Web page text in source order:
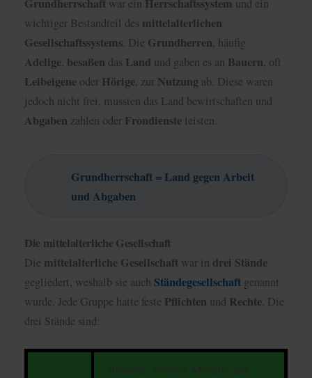
Grundherrschaft war ein Herrschaftssystem und ein
wichtiger Bestandteil des mittelalterlichen
Gesellschaftssystems . Die Grundherren, häufig
Adelige, besaßen das Land und gaben es an Bauern, oft
Leibeigene oder Hörige, zur Nutzung ab. Diese waren
jedoch nicht frei, mussten das Land bewirtschaften und
Abgaben zahlen oder Frondienste leisten.
Grundherrschaft = Land gegen Arbeit
und Abgaben
Die mittelalterliche Gesellschaft
Die mittelalterliche Gesellschaft war in drei Stände
gegliedert, weshalb sie auch Ständegesellschaft genannt
wurde. Jede Gruppe hatte feste Pflichten und Rechte . Die
drei Stände sind: